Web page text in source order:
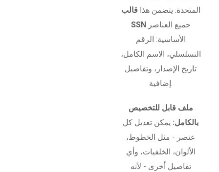
المتحدة. يتضمن هذا قالب
SSN
الأساسية: الرقم
التسلسلي، الاسم الكامل،
تاريخ الإصدار، وتفاصيل
إضافية.
ملف قابل للتخصيص
بالكامل: يمكن تعديل كل
عنصر - مثل الخطوط،
الألوان، الخلفيات، وأي
تفاصيل أخرى - لأنه